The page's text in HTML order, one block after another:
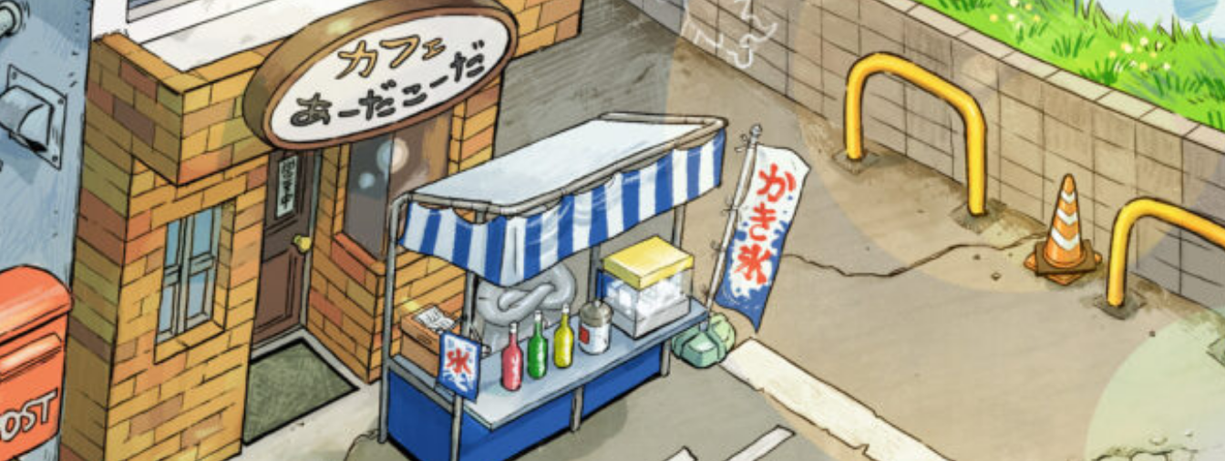
オフィシャルアカウント
SNSでシェアする